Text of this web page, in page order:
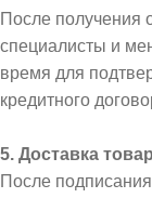
После
специалисты и
время для
кредитного
5. Доставка
После